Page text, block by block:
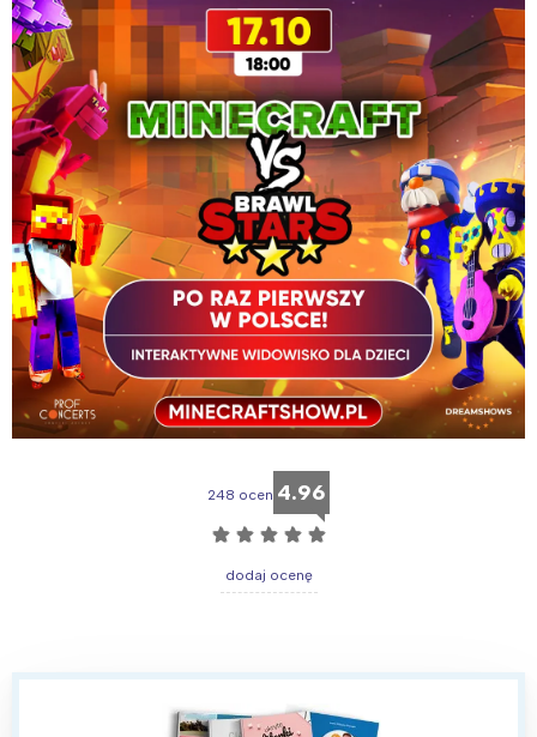
248 ocen 4.96
☆ ☆ ☆ ☆ ☆
dodaj ocenę
tego regionu:
Warszawa
Łódź
Trójmiasto
Poznań
Wrocław
Śląsk
Kraków
Południe
Północ
Wszystkie
Wybieram